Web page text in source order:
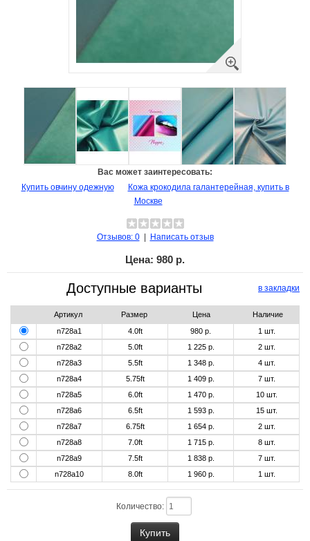
Вас может заинтересовать:
Купить овчину одежную
Кожа крокодила галантерейная, купить в
Москве
Отзывов: 0| Написать отзыв
Цена: 980 р.
в закладки
Доступные варианты
Артикул Размер Цена
Наличие
n728a1
4.0ft 980 р. 1 шт.
n728a2
5.0ft 1 225 р. 2 шт.
n728a3
5.5ft 1 348 р. 4 шт.
n728a4
5.75ft 1 409 р. 7 шт.
n728a5
6.0ft 1 470 р. 10 шт.
n728a6
6.5ft 1 593 р. 15 шт.
n728a7
6.75ft 1 654 р. 2 шт.
n728a8
7.0ft 1 715 р. 8 шт.
n728a9
7.5ft 1 838 р. 7 шт.
n728a10
8.0ft 1 960 р. 1 шт.
Количество: